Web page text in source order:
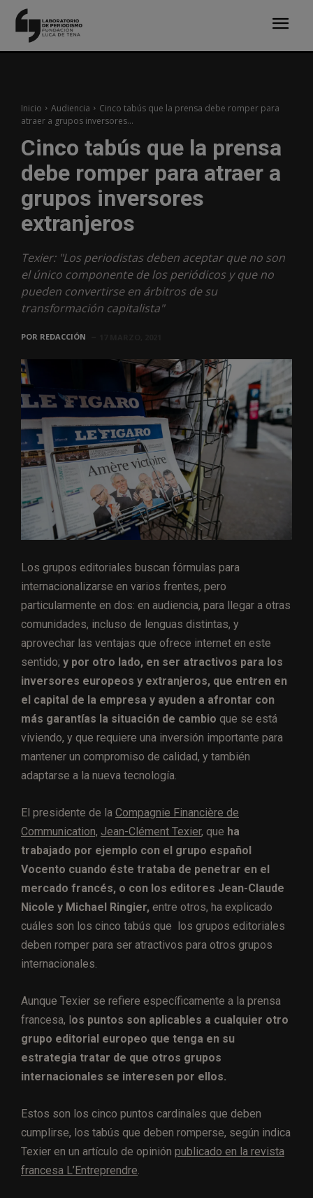
Inicio Audiencia
Cinco tabús que la prensa debe romper para
atraer a grupos inversores...
Cinco tabús que la prensa
debe romper para atraer a
grupos inversores
extranjeros
Texier: "Los periodistas deben aceptar que no son
el único componente de los periódicos y que no
pueden convertirse en árbitros de su
transformación capitalista"
POR REDACCIÓN
Los grupos editoriales buscan fórmulas para
internacionalizarse en varios frentes, pero
particularmente en dos: en audiencia, para llegar a otras
comunidades, incluso de lenguas distintas, y
aprovechar las ventajas que ofrece internet en este
sentido; y por otro lado, en ser atractivos para los
inversores europeos y extranjeros, que entren en
el capital de la empresa y ayuden a afrontar con
más garantías la situación de cambio que se está
viviendo, y que requiere una inversión importante para
mantener un compromiso de calidad, y también
adaptarse a la nueva tecnología.
El presidente de la Compagnie Financière de
Communication, Jean-Clément Texier, que ha
trabajado por ejemplo con el grupo español
Vocento cuando éste trataba de penetrar en el
mercado francés, o con los editores Jean-Claude
Nicole y Michael Ringier, entre otros, ha explicado
cuáles son los cinco tabús que los grupos editoriales
deben romper para ser atractivos para otros grupos
internacionales.
Aunque Texier se refiere específicamente a la prensa
francesa, l os puntos son aplicables a cualquier otro
grupo editorial europeo que tenga en su
estrategia tratar de que otros grupos
internacionales se interesen por ellos.
Estos son los cinco puntos cardinales que deben
cumplirse, los tabús que deben romperse, según indica
Texier en un artículo de opinión publicado en la revista
francesa L’Entreprendre.